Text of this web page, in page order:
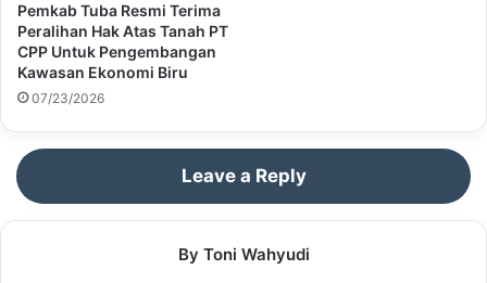
Pemkab Tuba Resmi Terima
Peralihan Hak Atas Tanah PT
CPP Untuk Pengembangan
Kawasan Ekonomi Biru
07/23/2026
Leave a Reply
By Toni Wahyudi